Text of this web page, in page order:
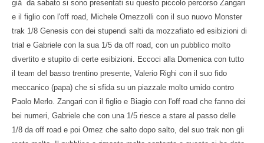
già da sabato si sono presentati su questo piccolo percorso Zangari
e il figlio con l'off road, Michele Omezzolli con il suo nuovo Monster
trak 1/8 Genesis con dei stupendi salti da mozzafiato ed esibizioni di
trial e Gabriele con la sua 1/5 da off road, con un pubblico molto
divertito e stupito di certe esibizioni. Eccoci alla Domenica con tutto
il team del basso trentino presente, Valerio Righi con il suo fido
meccanico (papa) che si sfida su un piazzale molto umido contro
Paolo Merlo. Zangari con il figlio e Biagio con l'off road che fanno dei
bei numeri, Gabriele che con una 1/5 riesce a stare al passo delle
1/8 da off road e poi Omez che salto dopo salto, del suo trak non gli